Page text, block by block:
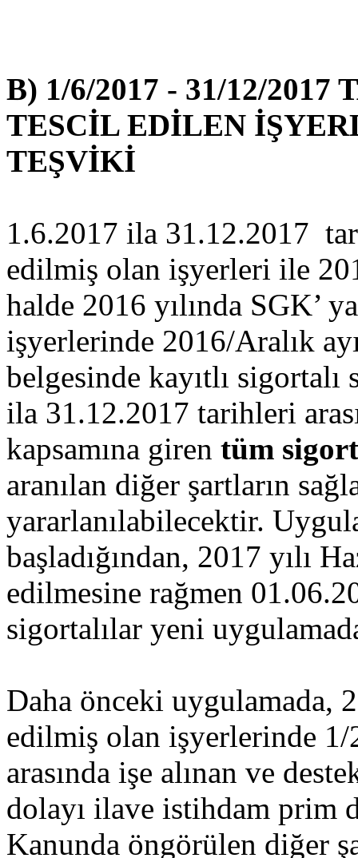
B) 1/6/2017 - 31/12/
TESCİL EDİLEN
TEŞVİKİ
1.6.2017 ila 31.12.2017
edilmiş olan işyerleri ile
halde 2016 yılında SGK’
işyerlerinde 2016/Aralık
belgesinde kayıtlı sigortalı
ila 31.12.2017 tarihleri
kapsamına giren tüm
aranılan diğer şartların
yararlanılabilecektir.
başladığından, 2017 yılı
edilmesine rağmen
sigortalılar yeni
Daha önceki uygulamada,
edilmiş olan işyerlerinde
arasında işe alınan ve
dolayı ilave istihdam prim
Kanunda öngörülen diğer